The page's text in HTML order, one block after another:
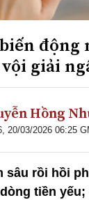
động
giải
Hồng
20/03/2026 06:25
sâu rồi hồi
tiền